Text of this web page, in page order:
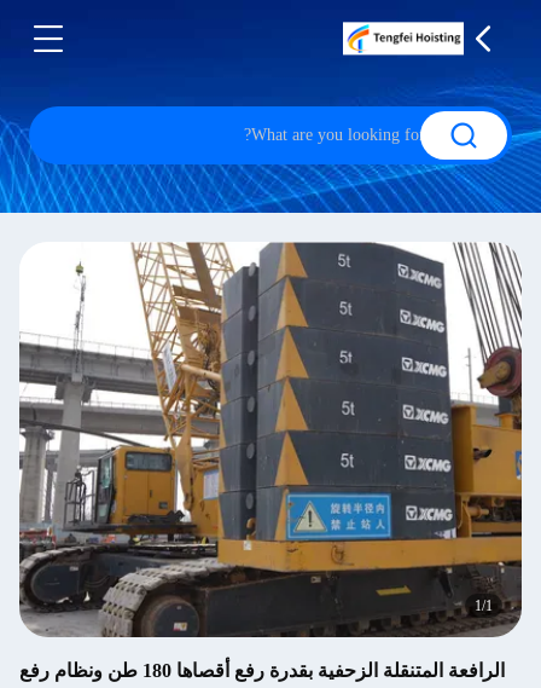
1/1
الرافعة المتنقلة الزحفية بقدرة رفع أقصاها 180 طن ونظام رفع